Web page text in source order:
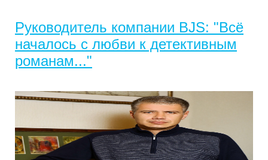
Руководитель компании BJS: "Всё
началось с любви к детективным
романам..."